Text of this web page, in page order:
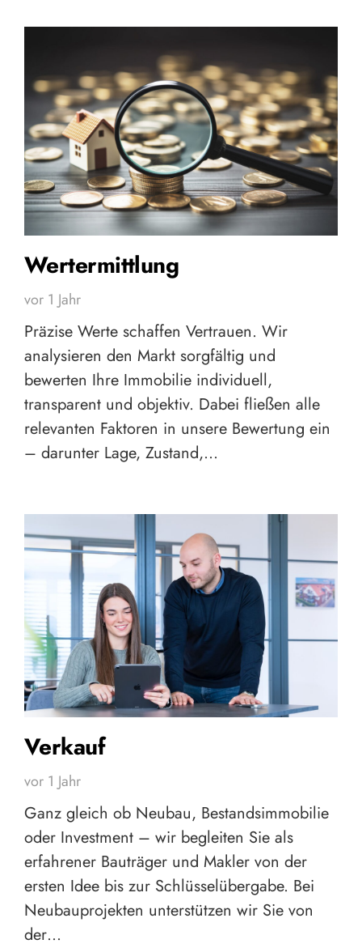
Wertermittlung
vor 1 Jahr
Präzise Werte schaffen Vertrauen. Wir
analysieren den Markt sorgfältig und
bewerten Ihre Immobilie individuell,
transparent und objektiv. Dabei fließen alle
relevanten Faktoren in unsere Bewertung ein
– darunter Lage, Zustand,…
Verkauf
vor 1 Jahr
Ganz gleich ob Neubau, Bestandsimmobilie
oder Investment – wir begleiten Sie als
erfahrener Bauträger und Makler von der
ersten Idee bis zur Schlüsselübergabe. Bei
Neubauprojekten unterstützen wir Sie von
der…